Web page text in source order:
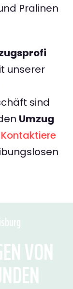
Pralinen
unserer
sind
Umzug
Kontaktiere
VON